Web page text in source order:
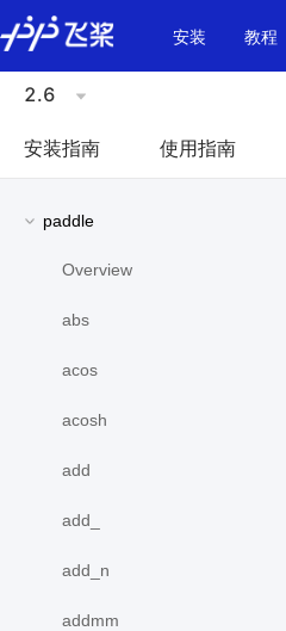
\u200E
安装
教程
2.6
安装指南 使用指南
paddle
Overview
abs
acos
acosh
add
add_
add_n
addmm